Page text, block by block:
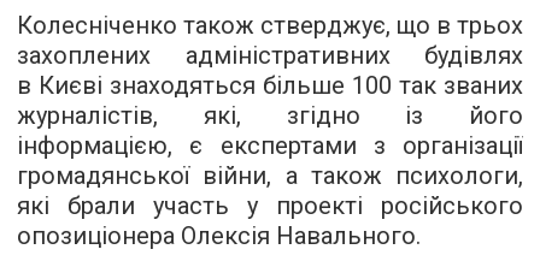
Колесніченко також стверджує, що в трьох
захоплених адміністративних будівлях
в Києві знаходяться більше 100 так званих
журналістів, які, згідно із його
інформацією, є експертами з організації
громадянської війни, а також психологи,
які брали участь у проекті російського
опозиціонера Олексія Навального.